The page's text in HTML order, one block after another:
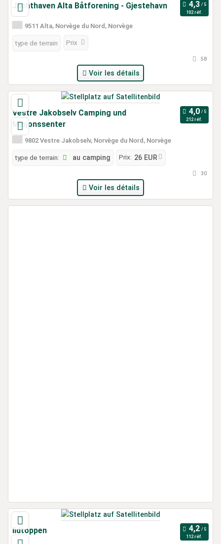
Jachthaven Alta Båtforening - Gjestehavn
102 réf.
9511 Alta, Norvège du Nord, Norvège
type de terrain Prix
58
Voir les détails
Vestre Jakobselv Camping und
Misjonssenter
212 réf.
9802 Vestre Jakobselv, Norvège du Nord, Norvège
type de terrain: au camping Prix: 26 EUR
30
Voir les détails
Ildtoppen
112 réf.